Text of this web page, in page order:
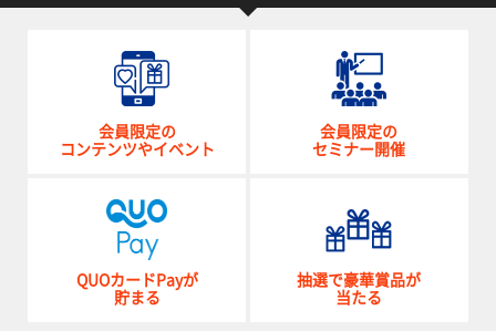
会員限定の
コンテンツやイベント
会員限定の
セミナー開催
QUOカードPayが
貯まる
抽選で豪華賞品が
当たる